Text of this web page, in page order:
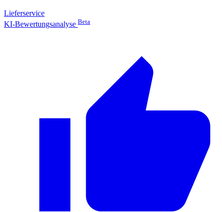
Lieferservice
KI-Bewertungsanalyse Beta